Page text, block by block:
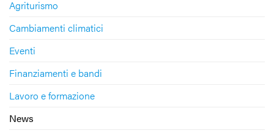
Agriturismo
Cambiamenti climatici
Eventi
Finanziamenti e bandi
Lavoro e formazione
News